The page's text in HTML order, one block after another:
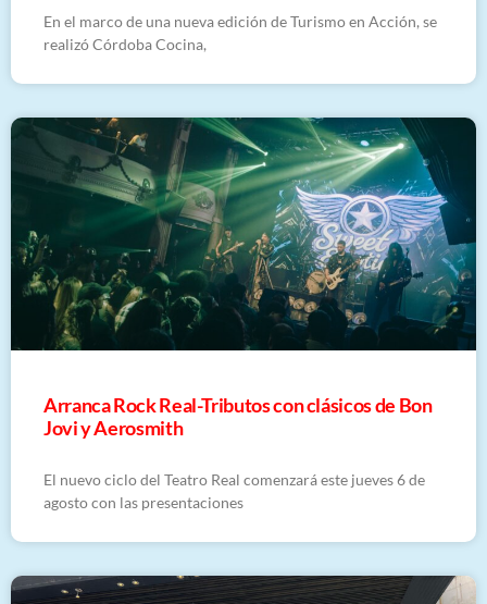
En el marco de una nueva edición de Turismo en Acción, se
realizó Córdoba Cocina,
Arranca Rock Real-Tributos con clásicos de Bon
Jovi y Aerosmith
El nuevo ciclo del Teatro Real comenzará este jueves 6 de
agosto con las presentaciones